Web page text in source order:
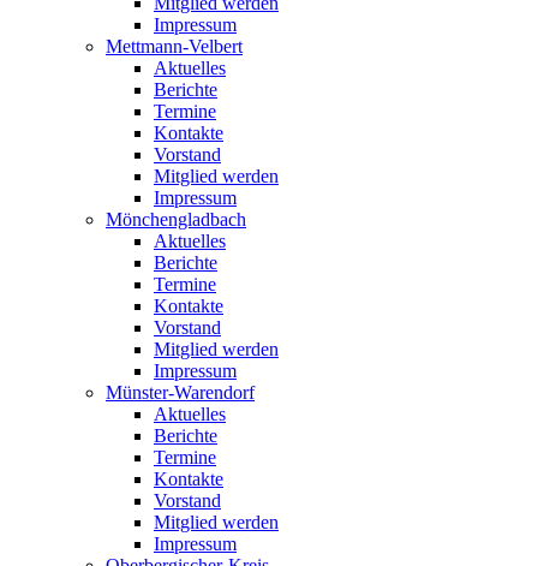
Impressum
Mettmann-Velbert
Aktuelles
Berichte
Termine
Kontakte
Vorstand
Mitglied werden
Impressum
Mönchengladbach
Aktuelles
Berichte
Termine
Kontakte
Vorstand
Mitglied werden
Impressum
Münster-Warendorf
Aktuelles
Berichte
Termine
Kontakte
Vorstand
Mitglied werden
Impressum